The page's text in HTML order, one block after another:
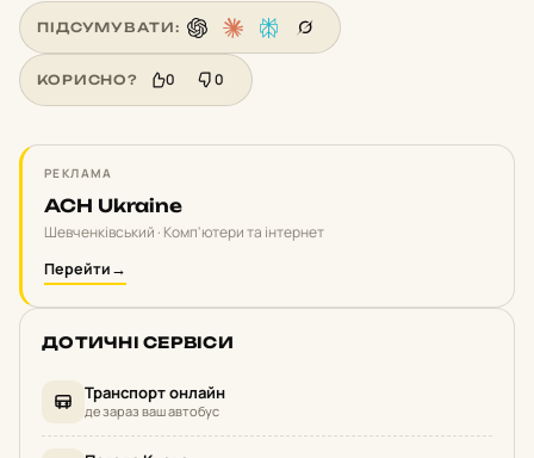
ПІДСУМУВАТИ:
КОРИСНО? 0 0
РЕКЛАМА
ACH Ukraine
Шевченківський · Комп'ютери та інтернет
Перейти→
ДОТИЧНІ СЕРВІСИ
Транспорт онлайн
де зараз ваш автобус